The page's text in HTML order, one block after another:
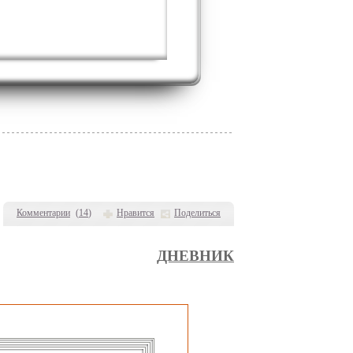
Комментарии (14) Нравится Поделиться
ДНЕВНИК